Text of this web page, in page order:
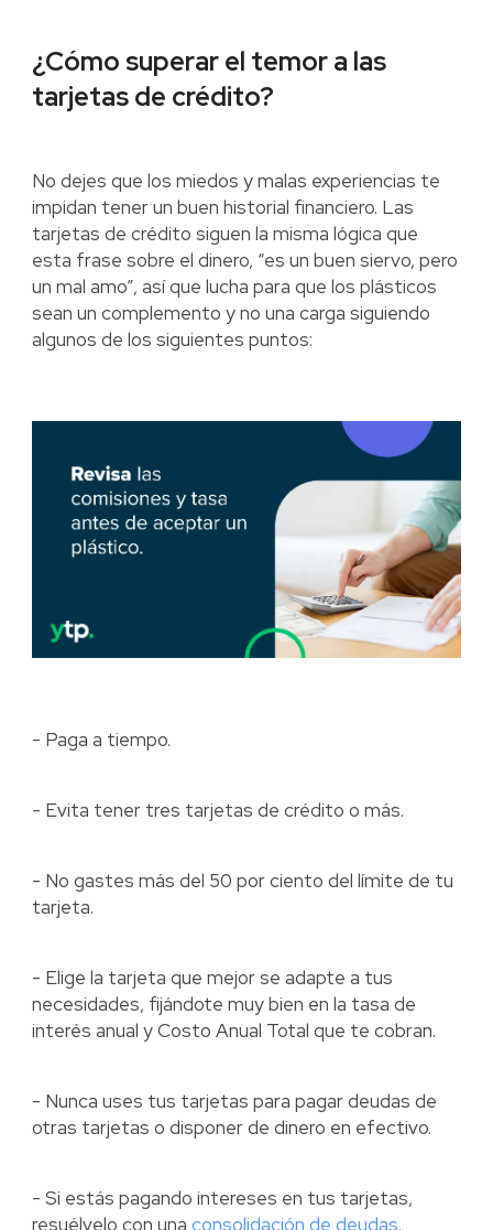
¿Cómo superar el temor a las
tarjetas de crédito?
No dejes que los miedos y malas experiencias te
impidan tener un buen historial financiero. Las
tarjetas de crédito siguen la misma lógica que
esta frase sobre el dinero, “es un buen siervo, pero
un mal amo”, así que lucha para que los plásticos
sean un complemento y no una carga siguiendo
algunos de los siguientes puntos:
- Paga a tiempo.
- Evita tener tres tarjetas de crédito o más.
- No gastes más del 50 por ciento del límite de tu
tarjeta.
- Elige la tarjeta que mejor se adapte a tus
necesidades, fijándote muy bien en la tasa de
interés anual y Costo Anual Total que te cobran.
- Nunca uses tus tarjetas para pagar deudas de
otras tarjetas o disponer de dinero en efectivo.
- Si estás pagando intereses en tus tarjetas,
resuélvelo con una consolidación de deudas.